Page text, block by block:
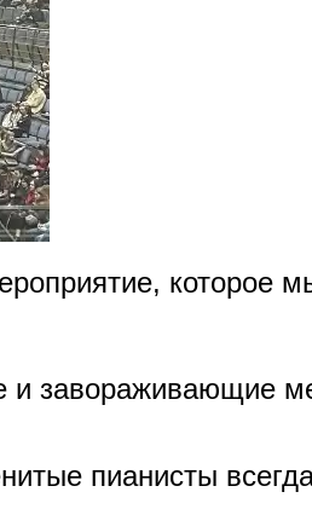
которое
и завораживающие
пианисты